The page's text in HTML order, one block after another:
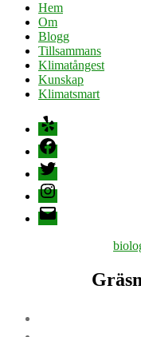
Hem
Om
Blogg
Tillsammans
Klimatångest
Kunskap
Klimatsmart
Yelp
Facebook
Twitter
Instagram
E-
post